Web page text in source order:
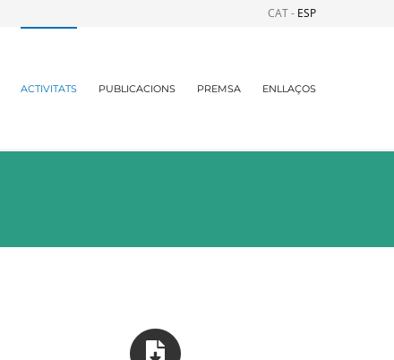
CAT - ESP
ACTIVITATS PUBLICACIONS PREMSA ENLLAÇOS